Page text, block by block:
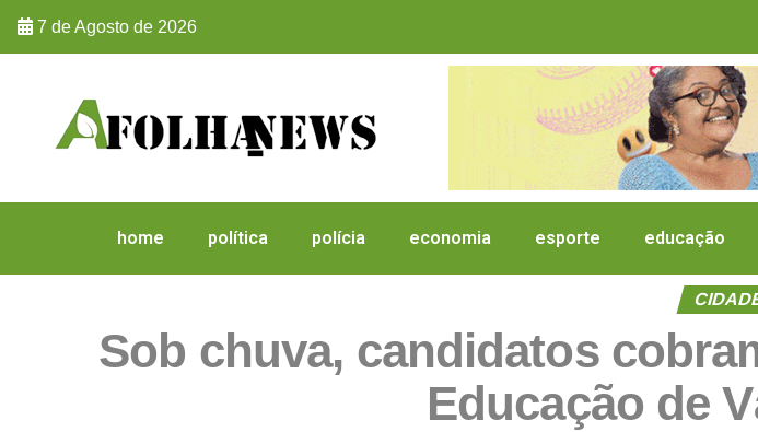
7 de Agosto de 2026
home política polícia economia esporte educação
Sob chuva, candidatos
Educação de